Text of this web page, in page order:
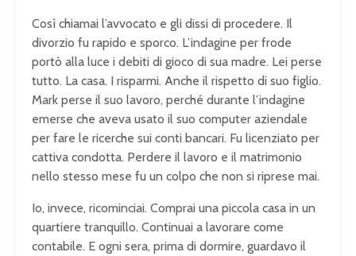
Così chiamai l’avvocato e gli dissi di procedere. Il
divorzio fu rapido e sporco. L’indagine per frode
portò alla luce i debiti di gioco di sua madre. Lei perse
tutto. La casa. I risparmi. Anche il rispetto di suo figlio.
Mark perse il suo lavoro, perché durante l’indagine
emerse che aveva usato il suo computer aziendale
per fare le ricerche sui conti bancari. Fu licenziato per
cattiva condotta. Perdere il lavoro e il matrimonio
nello stesso mese fu un colpo che non si riprese mai.
Io, invece, ricominciai. Comprai una piccola casa in un
quartiere tranquillo. Continuai a lavorare come
contabile. E ogni sera, prima di dormire, guardavo il